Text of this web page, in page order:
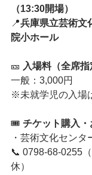
（13:30開場）
📍兵庫県立芸術文
院小ホール
🎫 入場料（全席指
一般：3,000円
※未就学児の入場
🎟 チケット購入・
・芸術文化セン
📞 0798-68-0255
休）